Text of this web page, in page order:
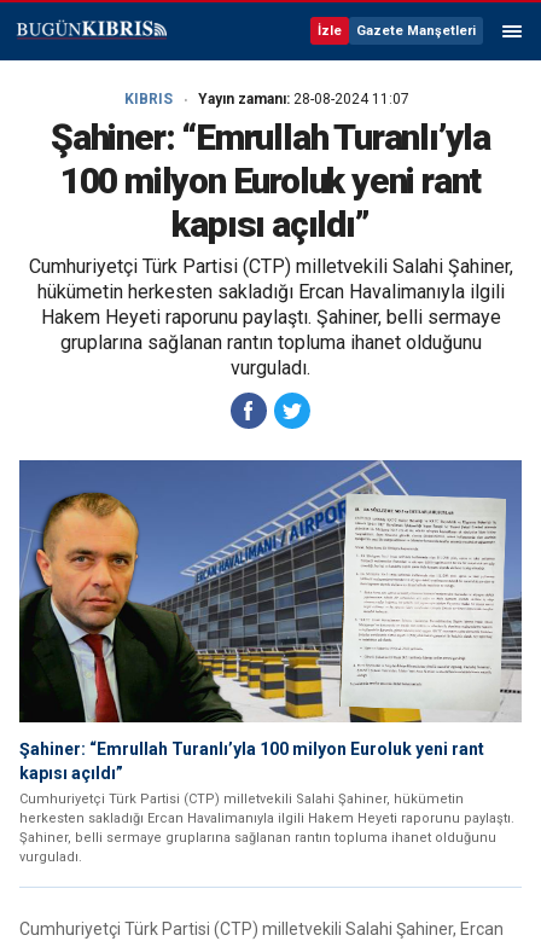
İzle Gazete Manşetleri
KIBRIS Yayın zamanı: 28-08-2024 11:07
Şahiner: “Emrullah Turanlı’yla
100 milyon Euroluk yeni rant
kapısı açıldı”
Cumhuriyetçi Türk Partisi (CTP) milletvekili Salahi Şahiner,
hükümetin herkesten sakladığı Ercan Havalimanıyla ilgili
Hakem Heyeti raporunu paylaştı. Şahiner, belli sermaye
gruplarına sağlanan rantın topluma ihanet olduğunu
vurguladı.
Şahiner: “Emrullah Turanlı’yla 100 milyon Euroluk yeni rant
kapısı açıldı”
Cumhuriyetçi Türk Partisi (CTP) milletvekili Salahi Şahiner, hükümetin
herkesten sakladığı Ercan Havalimanıyla ilgili Hakem Heyeti raporunu paylaştı.
Şahiner, belli sermaye gruplarına sağlanan rantın topluma ihanet olduğunu
vurguladı.
Cumhuriyetçi Türk Partisi (CTP) milletvekili Salahi Şahiner, Ercan